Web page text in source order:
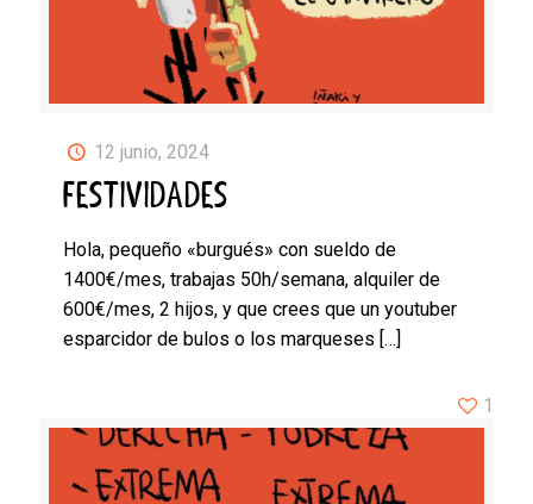
12 junio, 2024
FESTIVIDADES
Hola, pequeño «burgués» con sueldo de
1400€/mes, trabajas 50h/semana, alquiler de
600€/mes, 2 hijos, y que crees que un youtuber
esparcidor de bulos o los marqueses […]
1